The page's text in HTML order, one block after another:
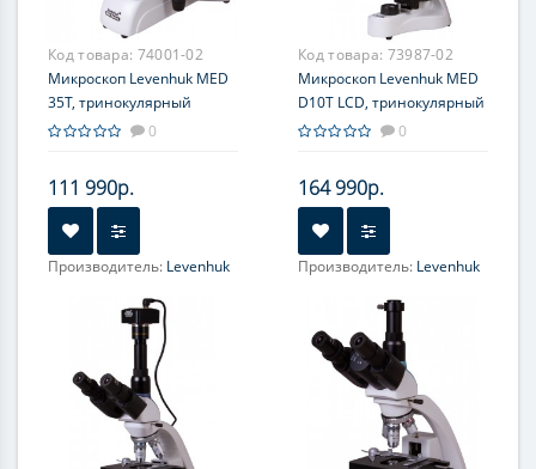
Фокусировка:
Грубая;
Фокусировка:Грубая;
Код товара: 74001-02
Микроскоп Levenhuk MED
35T, тринокулярный
0
111 990р.
Производитель: Levenhuk
Планахроматические,
скорректированные на
бесконечность: 4х, 10х,
40хs, 60хs, 100хs
(масляный)
Увеличение, крат:40; 100;
400; 600; 1000
Код товара: 73987-02
Микроскоп Levenhuk MED
D10T LCD, тринокулярный
0
164 990р.
Производитель: Levenhuk
Ахроматические: 4х, 10х,
40хs, 100хs (масляный)
Увеличение, крат:
WF 10х/18мм